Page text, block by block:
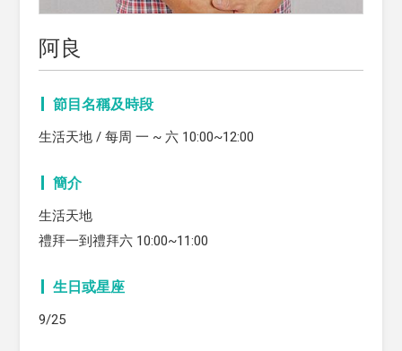
阿良
節目名稱及時段
生活天地 / 每周 一 ~ 六 10:00~12:00
簡介
生活天地
禮拜一到禮拜六 10:00~11:00
生日或星座
9/25